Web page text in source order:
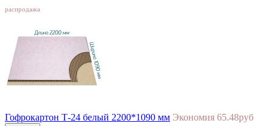
распродажа
Гофрокартон Т-24 белый 2200*1090 мм Экономия 65.48руб